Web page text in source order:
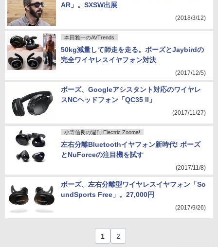
AR」。SXSW出展
(2018/3/12)
本田雅一のAVTrends
50kg減量して師走を走る。ボーズとJaybirdの
完全ワイヤレスイヤフォン対決
(2017/12/5)
ボーズ、Googleアシスタント対応のワイヤレ
スNCヘッドフォン「QC35 II」
(2017/11/27)
小寺信良の週刊 Electric Zooma!
左右分離Bluetoothイヤフォン新時代! ボーズ
とNuForceの注目機を試す
(2017/11/8)
ボーズ、左右分離型ワイヤレスイヤフォン「So
undSports Free」。27,000円
(2017/9/26)
1 2